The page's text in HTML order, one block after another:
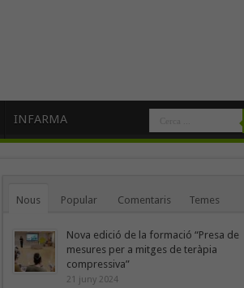
INFARMA
Nous Popular Comentaris Temes
Nova edició de la formació “Presa de
mesures per a mitges de teràpia
compressiva”
21 juny 2024